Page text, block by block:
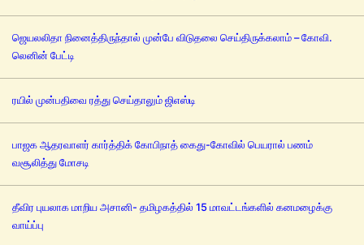
ஜெயலலிதா நினைத்திருந்தால் முன்பே விடுதலை செய்திருக்கலாம் – கோவி.
லெனின் பேட்டி
ரயில் முன்பதிவை ரத்து செய்தாலும் ஜிஎஸ்டி
பாஜக ஆதரவாளர் கார்த்திக் கோபிநாத் கைது-கோவில் பெயரால் பணம்
வசூலித்து மோசடி
தீவிர புயலாக மாறிய அசானி- தமிழகத்தில் 15 மாவட்டங்களில் கனமழைக்கு
வாய்ப்பு